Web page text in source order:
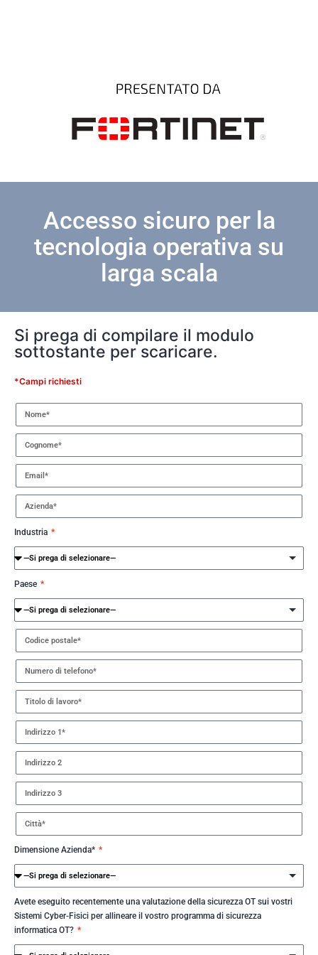
Accesso sicuro per la
tecnologia operativa su
larga scala
Si prega di compilare il modulo
sottostante per scaricare.
*Campi richiesti
Industria
Paese
Dimensione Azienda*
Avete eseguito recentemente una valutazione della sicurezza OT sui vostri
Sistemi Cyber-Fisici per allineare il vostro programma di sicurezza
informatica OT?